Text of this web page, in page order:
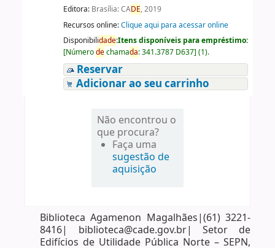
Editora: Brasília: CADE, 2019
Recursos online:Clique aqui para acessar online
Disponibilidade:Itens disponíveis para empréstimo:
[Númerodechamada:341.3787 D637] (1).
Reservar
Adicionar ao seu carrinho
Não encontrou o
que procura?
Faça uma
sugestão de
aquisição
Biblioteca Agamenon Magalhães|(61) 3221-
8416| biblioteca@cade.gov.br| Setor de
Edifícios de Utilidade Pública Norte – SEPN,